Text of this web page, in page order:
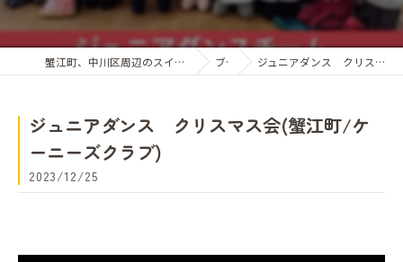
蟹江町、中川区周辺のスイミングスクールならケーニーズクラブ ブログ ジュニアダンス クリスマス会(蟹江町/ケーニーズクラブ)
ジュニアダンス クリスマス会(蟹江町/ケ
ーニーズクラブ)
2023/12/25